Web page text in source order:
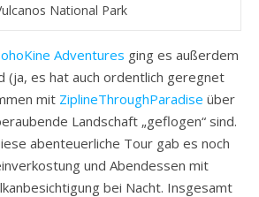
National Park
Adventures ging es außerdem
(ja, es hat auch ordentlich geregnet
mit ZiplineThroughParadise über
Landschaft „geflogen“ sind.
abenteuerliche Tour gab es noch
und Abendessen mit
bei Nacht. Insgesamt